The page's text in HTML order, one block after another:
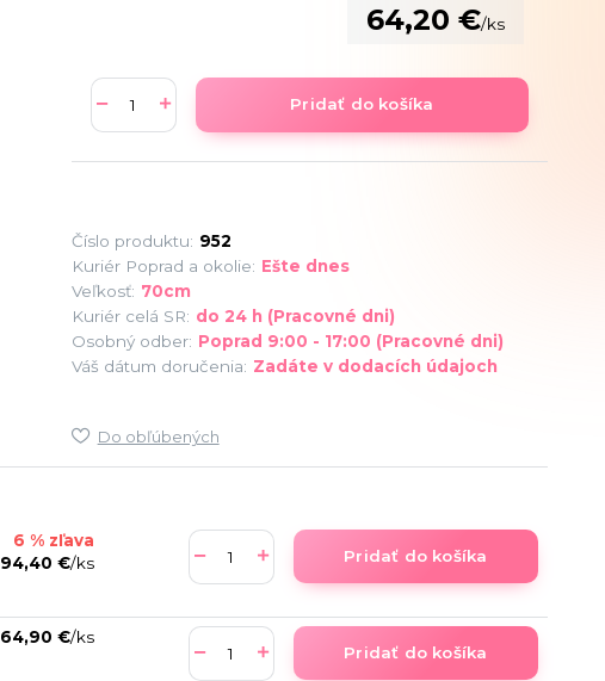
64,20 €/ks
Pridať do košíka
Číslo produktu: 952
Kuriér Poprad a okolie: Ešte dnes
Veľkosť: 70cm
Kuriér celá SR: do 24 h (Pracovné dni)
Osobný odber: Poprad 9:00 - 17:00 (Pracovné dni)
Váš dátum doručenia: Zadáte v dodacích údajoch
Do obľúbených
6 % zľava
94,40 €/ks Pridať do košíka
64,90 €/ks
Pridať do košíka